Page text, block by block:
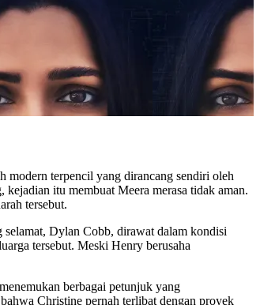
modern terpencil yang dirancang sendiri oleh
itu membuat Meera merasa tidak aman.
tersebut.
Dylan Cobb, dirawat dalam kondisi
tersebut. Meski Henry berusaha
berbagai petunjuk yang
Christine pernah terlibat dengan proyek